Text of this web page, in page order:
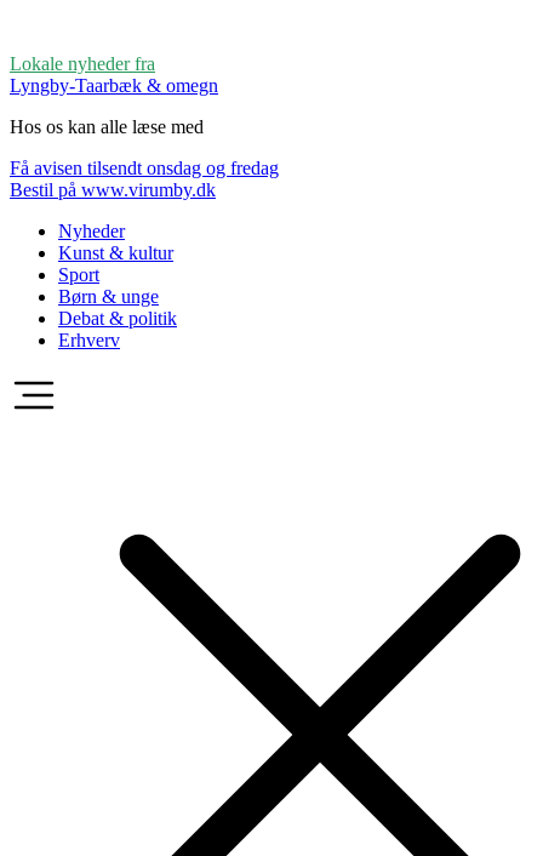
Lokale nyheder fra
Lyngby-Taarbæk & omegn
Hos os kan alle læse med
Få avisen tilsendt onsdag og fredag
Bestil på www.virumby.dk
Nyheder
Kunst & kultur
Sport
Børn & unge
Debat & politik
Erhverv